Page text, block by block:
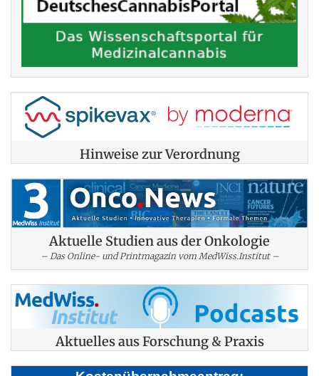
Hinweise zur Verordnung
Aktuelle Studien aus der Onkologie
– Das Online- und Printmagazin vom MedWiss.Institut –
Aktuelles aus Forschung & Praxis